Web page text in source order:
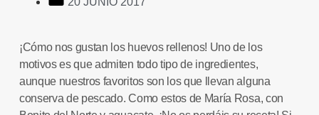
¡Cómo nos gustan los huevos rellenos! Uno de los
motivos es que admiten todo tipo de ingredientes,
aunque nuestros favoritos son los que llevan alguna
conserva de pescado. Como estos de María Rosa, con